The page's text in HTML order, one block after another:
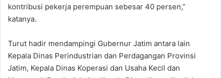
kontribusi pekerja perempuan sebesar 40 persen,”
katanya.
Turut hadir mendampingi Gubernur Jatim antara lain
Kepala Dinas Perindustrian dan Perdagangan Provinsi
Jatim, Kepala Dinas Koperasi dan Usaha Kecil dan